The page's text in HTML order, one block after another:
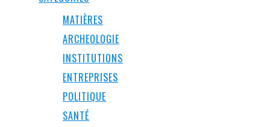
MATIÈRES
ARCHEOLOGIE
INSTITUTIONS
ENTREPRISES
POLITIQUE
SANTÉ